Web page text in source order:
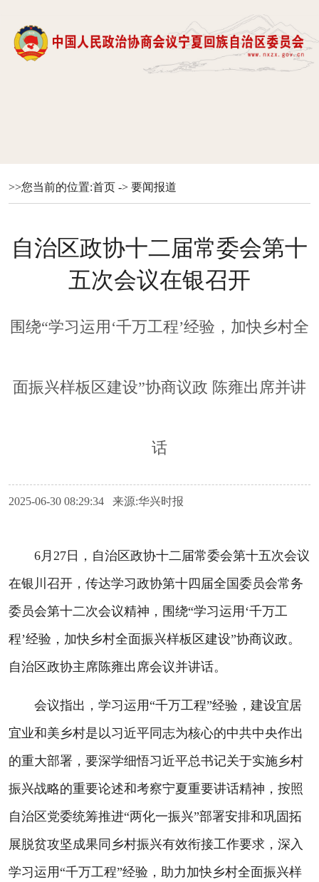
>>您当前的位置:首页 -> 要闻报道
自治区政协十二届常委会第十
五次会议在银召开
围绕“学习运用‘千万工程’经验，加快乡村全
面振兴样板区建设”协商议政 陈雍出席并讲
话
2025-06-30 08:29:34 来源:华兴时报
6月27日，自治区政协十二届常委会第十五次会议
在银川召开，传达学习政协第十四届全国委员会常务
委员会第十二次会议精神，围绕“学习运用‘千万工
程’经验，加快乡村全面振兴样板区建设”协商议政。
自治区政协主席陈雍出席会议并讲话。
会议指出，学习运用“千万工程”经验，建设宜居
宜业和美乡村是以习近平同志为核心的中共中央作出
的重大部署，要深学细悟习近平总书记关于实施乡村
振兴战略的重要论述和考察宁夏重要讲话精神，按照
自治区党委统筹推进“两化一振兴”部署安排和巩固拓
展脱贫攻坚成果同乡村振兴有效衔接工作要求，深入
学习运用“千万工程”经验，助力加快乡村全面振兴样